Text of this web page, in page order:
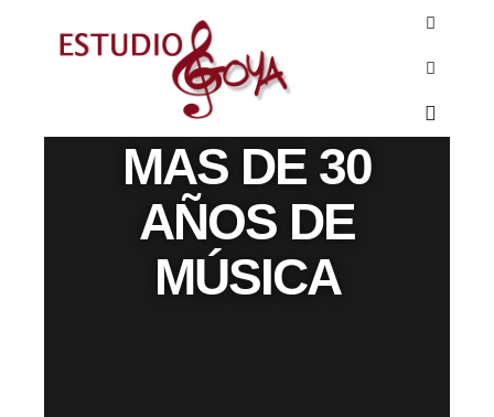
LA EXPERIENCIA ES UN GRADO
MAS DE 30
AÑOS DE
MÚSICA